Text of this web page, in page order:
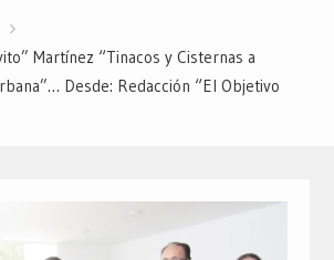
Martínez “Tinacos y Cisternas a
Desde: Redacción “El Objetivo